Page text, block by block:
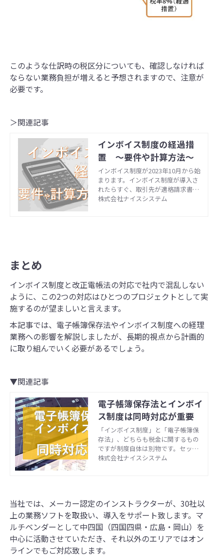
このような仕訳時の税区分についても、確認しなければ
ならない業務負担が増えると予想されますので、注意が
必要です。
＞関連記事
インボイス制度の経過措
置 〜要件や計算方法～
インボイス制度が2023年10月から始
まります。インボイス制度が導入さ
れたらすぐ、取引先が適格請求書発
行事業者に未登録の場合（免税事業
どについて解説します。
株式会社ナイスシステム
まとめ
インボイス制度と改正電帳法の対応で社内で混乱しない
ように、この2つの対応はひとつのプロジェクトとして実
施するのが望ましいと言えます。
本記事では、電子帳簿保存法やインボイス制度への経理
業務への影響を解説しましたが、長期的視点から計画的
に取り組んでいく必要があるでしょう。
▼関連記事
電子帳簿保存法とインボイ
ス制度は同時対応が重要
「インボイス制度」と「電子帳簿保
存法」、どちらも税金に関するもの
ですが制度自体は別物です。セット
で話題になることが多いこの2つ、ど
します。
株式会社ナイスシステム
当社では、メーカー認定のインストラクターが、30社以
上の業務ソフトを取扱い、導入をサポート致します。マ
ルチベンダーとして中四国（四国四県・広島・岡山）を
中心に活動させていただき、それ以外のエリアではオン
ラインでもご対応致します。